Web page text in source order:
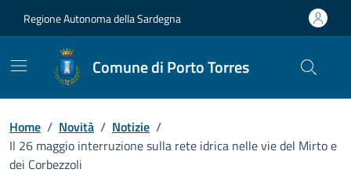
Regione Autonoma della Sardegna
Comune di Porto Torres
Home / Novità / Notizie /
Il 26 maggio interruzione sulla rete idrica nelle vie del Mirto e
dei Corbezzoli